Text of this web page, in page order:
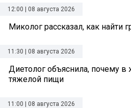
12:00 | 08 августа 2026
Миколог рассказал, как найти
11:30 | 08 августа 2026
Диетолог объяснила, почему в
тяжелой пищи
11:00 | 08 августа 2026